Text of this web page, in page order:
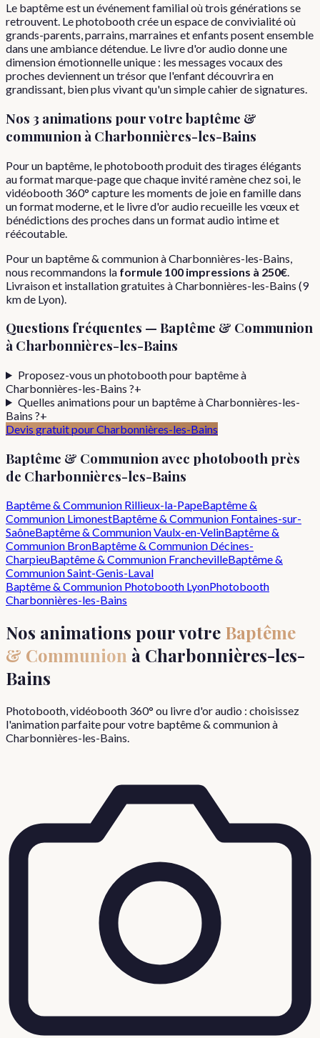
Le baptême est un événement familial où trois générations se
retrouvent. Le photobooth crée un espace de convivialité où
grands-parents, parrains, marraines et enfants posent ensemble
dans une ambiance détendue. Le livre d'or audio donne une
dimension émotionnelle unique : les messages vocaux des
proches deviennent un trésor que l'enfant découvrira en
grandissant, bien plus vivant qu'un simple cahier de signatures.
Nos 3 animations pour votre baptême &
communion à Charbonnières-les-Bains
Pour un baptême, le photobooth produit des tirages élégants
au format marque-page que chaque invité ramène chez soi, le
vidéobooth 360° capture les moments de joie en famille dans
un format moderne, et le livre d'or audio recueille les vœux et
bénédictions des proches dans un format audio intime et
réécoutable.
Pourun baptême & communionàCharbonnières-les-Bains
nous recommandons la formule 100 impressions à 250€
Livraison et installation gratuites àCharbonnières-les-Bains (9
km de Lyon).
Questions fréquentes — Baptême & Communion
à Charbonnières-les-Bains
Proposez-vous un photobooth pour baptême à
Charbonnières-les-Bains ?+
Quelles animations pour un baptême à Charbonnières-les-
Bains ?+
Devis gratuit pourCharbonnières-les-Bains
Baptême & Communion avec photobooth près
de Charbonnières-les-Bains
Baptême & Communion Rillieux-la-PapeBaptême &
Communion LimonestBaptême & Communion Fontaines-sur-
SaôneBaptême & CommunionVaulx-en-VelinBaptême &
Communion BronBaptême & Communion Décines-
CharpieuBaptême & Communion FranchevilleBaptême &
CommunionSaint-Genis-Laval
Baptême & Communion Photobooth LyonPhotobooth
Charbonnières-les-Bains
Nos animations pour votre Baptême
& Communion à Charbonnières-les-
Bains
Photobooth, vidéobooth 360° ou livre d'or audio : choisissez
l'animation parfaite pour votre baptême & communionà
Charbonnières-les-Bains.